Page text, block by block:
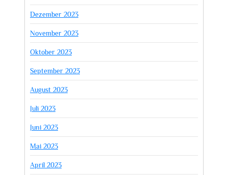
Dezember 2023
November 2023
Oktober 2023
September 2023
August 2023
Juli 2023
Juni 2023
Mai 2023
April 2023